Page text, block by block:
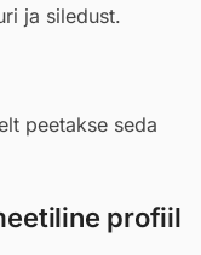
ja siledust.
peetakse seda
profiil